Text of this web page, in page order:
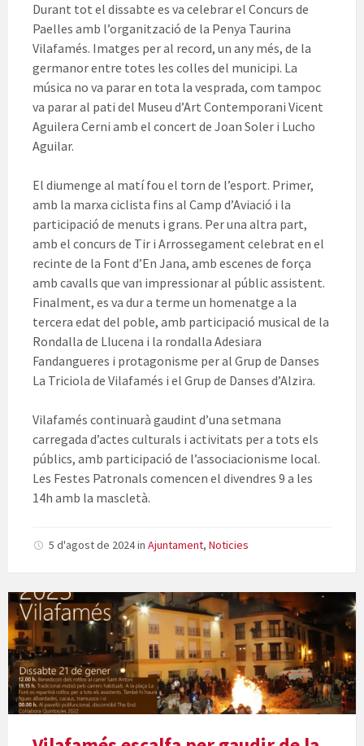
Durant tot el dissabte es va celebrar el Concurs de
Paelles amb l’organització de la Penya Taurina
Vilafamés. Imatges per al record, un any més, de la
germanor entre totes les colles del municipi. La
música no va parar en tota la vesprada, com tampoc
va parar al pati del Museu d’Art Contemporani Vicent
Aguilera Cerni amb el concert de Joan Soler i Lucho
Aguilar.
El diumenge al matí fou el torn de l’esport. Primer,
amb la marxa ciclista fins al Camp d’Aviació i la
participació de menuts i grans. Per una altra part,
amb el concurs de Tir i Arrossegament celebrat en el
recinte de la Font d’En Jana, amb escenes de força
amb cavalls que van impressionar al públic assistent.
Finalment, es va dur a terme un homenatge a la
tercera edat del poble, amb participació musical de la
Rondalla de Llucena i la rondalla Adesiara
Fandangueres i protagonisme per al Grup de Danses
La Triciola de Vilafamés i el Grup de Danses d’Alzira.
Vilafamés continuarà gaudint d’una setmana
carregada d’actes culturals i activitats per a tots els
públics, amb participació de l’associacionisme local.
Les Festes Patronals comencen el divendres 9 a les
14h amb la mascletà.
5 d'agost de 2024in Ajuntament, Noticies